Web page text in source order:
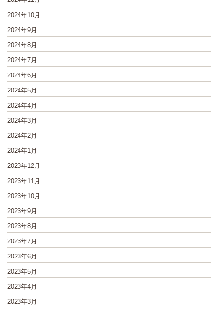
2024年10月
2024年9月
2024年8月
2024年7月
2024年6月
2024年5月
2024年4月
2024年3月
2024年2月
2024年1月
2023年12月
2023年11月
2023年10月
2023年9月
2023年8月
2023年7月
2023年6月
2023年5月
2023年4月
2023年3月